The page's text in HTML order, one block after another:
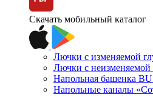
Скачать мобильный каталог
Лючки с изменяемой
Лючки с неизменяемой
Напольная башенка
Напольные каналы